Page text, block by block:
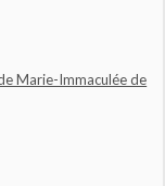
Marie-Immaculée de